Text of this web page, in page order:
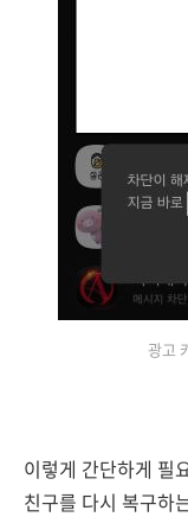
광고
이렇게 간단하게 필
친구를 다시 복구하